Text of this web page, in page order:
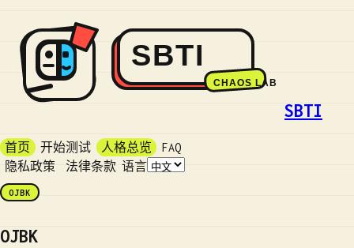
SBTI
首页 开始测试 人格总览
FAQ
隐私政策
法律条款 语言
OJBK
OJBK